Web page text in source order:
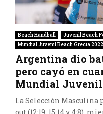
Beach Handball Juvenil Beach
Mundial Juvenil Beach Grecia 2022
Argentina dio
pero cayó en
Mundial Juvenil
La Selección Masculina
out (12:19, 15:14 y 4:8),